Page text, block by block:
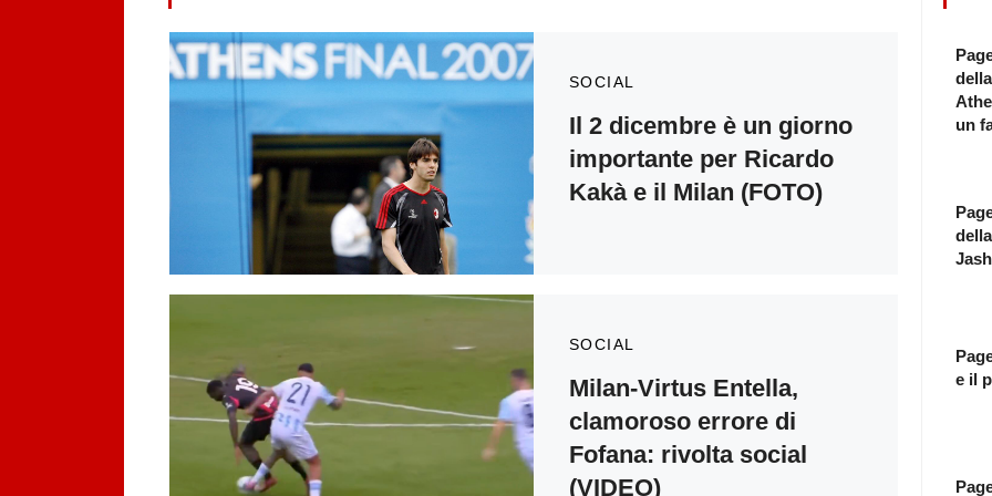
SOCIAL
Il 2 dicembre è un giorno
importante per Ricardo
Kakà e il Milan (FOTO)
SOCIAL
Milan-Virtus Entella,
clamoroso errore di
Fofana: rivolta social
(VIDEO)
un
e il